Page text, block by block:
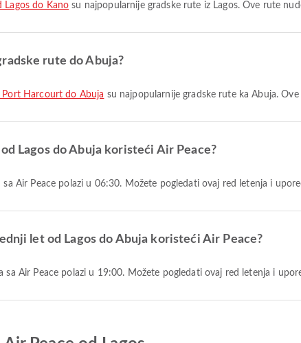
Lagos do Kano su najpopularnije gradske rute iz Lagos. Ove rute
rute do Abuja?
Port Harcourt do Abuja su najpopularnije gradske rute ka Abuja.
Lagos do Abuja koristeći Air Peace?
sa Air Peace polazi u 06:30. Možete pogledati ovaj red letenja i
let od Lagos do Abuja koristeći Air Peace?
sa Air Peace polazi u 19:00. Možete pogledati ovaj red letenja i